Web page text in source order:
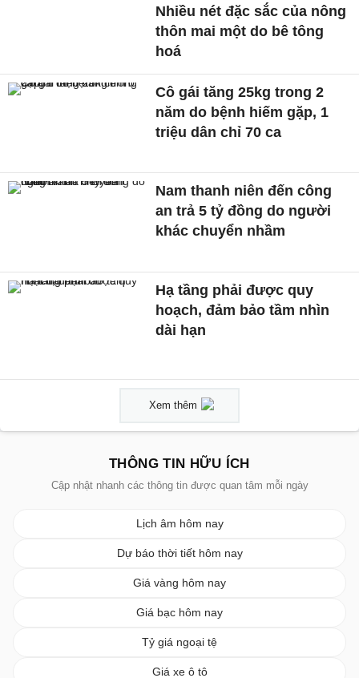
Nhiều nét đặc sắc của nông
thôn mai một do bê tông
hoá
Cô gái tăng 25kg trong 2
năm do bệnh hiếm gặp, 1
triệu dân chỉ 70 ca
Nam thanh niên đến công
an trả 5 tỷ đồng do người
khác chuyển nhầm
Hạ tầng phải được quy
hoạch, đảm bảo tầm nhìn
dài hạn
Xem thêm
THÔNG TIN HỮU ÍCH
Cập nhật nhanh các thông tin được quan tâm mỗi ngày
Lịch âm hôm nay
Dự báo thời tiết hôm nay
Giá vàng hôm nay
Giá bạc hôm nay
Tỷ giá ngoại tệ
Giá xe ô tô